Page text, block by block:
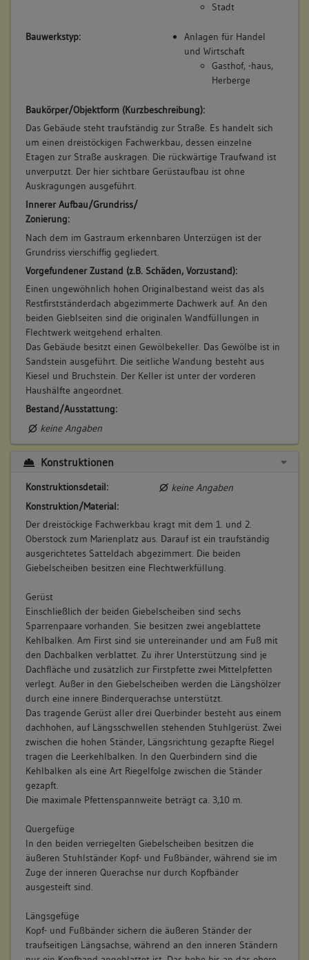
Stadt
Bauwerkstyp:
Anlagen für Handel
und Wirtschaft
Gasthof, -haus,
Herberge
Baukörper/Objektform (Kurzbeschreibung):
Das Gebäude steht traufständig zur Straße. Es handelt sich
um einen dreistöckigen Fachwerkbau, dessen einzelne
Etagen zur Straße auskragen. Die rückwärtige Traufwand ist
unverputzt. Der hier sichtbare Gerüstaufbau ist ohne
Auskragungen ausgeführt.
Innerer Aufbau/Grundriss/
Zonierung:
Nach dem im Gastraum erkennbaren Unterzügen ist der
Grundriss vierschiffig gegliedert.
Vorgefundener Zustand (z.B. Schäden, Vorzustand):
Einen ungewöhnlich hohen Originalbestand weist das als
Restfirstständerdach abgezimmerte Dachwerk auf. An den
beiden Gieblseiten sind die originalen Wandfüllungen in
Flechtwerk weitgehend erhalten.
Das Gebäude besitzt einen Gewölbekeller. Das Gewölbe ist in
Sandstein ausgeführt. Die seitliche Wandung besteht aus
Kiesel und Bruchstein. Der Keller ist unter der vorderen
Haushälfte angeordnet.
Bestand/Ausstattung:
keine Angaben
Konstruktionen
Konstruktionsdetail:
keine Angaben
Konstruktion/Material:
Der dreistöckige Fachwerkbau kragt mit dem 1. und 2.
Oberstock zum Marienplatz aus. Darauf ist ein traufständig
ausgerichtetes Satteldach abgezimmert. Die beiden
Giebelscheiben besitzen eine Flechtwerkfüllung.
Gerüst
Einschließlich der beiden Giebelscheiben sind sechs
Sparrenpaare vorhanden. Sie besitzen zwei angeblattete
Kehlbalken. Am First sind sie untereinander und am Fuß mit
den Dachbalken verblattet. Zu ihrer Unterstützung sind je
Dachfläche und zusätzlich zur Firstpfette zwei Mittelpfetten
verlegt. Außer in den Giebelscheiben werden die Längshölzer
durch eine innere Binderquerachse unterstützt.
Das tragende Gerüst aller drei Querbinder besteht aus einem
dachhohen, auf Längsschwellen stehenden Stuhlgerüst. Zwei
zwischen die hohen Ständer, Längsrichtung gezapfte Riegel
tragen die Leerkehlbalken. In den Querbindern sind die
Kehlbalken als eine Art Riegelfolge zwischen die Ständer
gezapft.
Die maximale Pfettenspannweite beträgt ca. 3,10 m.
Quergefüge
In den beiden verriegelten Giebelscheiben besitzen die
äußeren Stuhlständer Kopf- und Fußbänder, während sie im
Zuge der inneren Querachse nur durch Kopfbänder
ausgesteift sind.
Längsgefüge
Kopf- und Fußbänder sichern die äußeren Ständer der
traufseitigen Längsachse, während an den inneren Ständern